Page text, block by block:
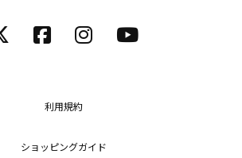
利用規約
ショッピングガイド